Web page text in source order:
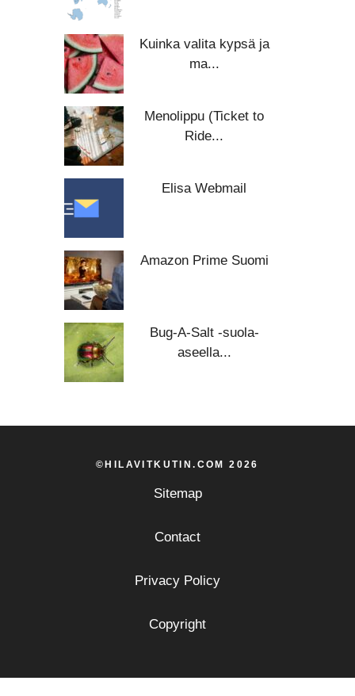
Kuinka valita kypsä ja
ma...
Menolippu (Ticket to
Ride...
Elisa Webmail
Amazon Prime Suomi
Bug-A-Salt -suola-
aseella...
©HILAVITKUTIN.COM 2026
Sitemap
Contact
Privacy Policy
Copyright